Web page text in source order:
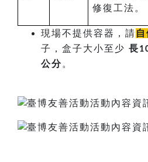
修復工法。
現場不提供容器，請 自
子，盒子大小至少 長
公分。